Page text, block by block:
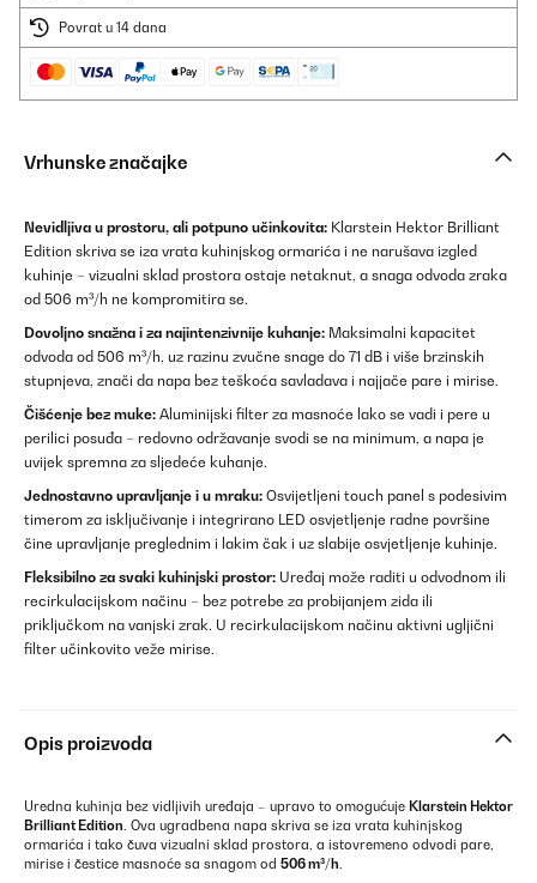
Povrat u 14 dana
Vrhunske značajke
Nevidljiva u prostoru, ali potpuno učinkovita: Klarstein Hektor Brilliant
Edition skriva se iza vrata kuhinjskog ormarića i ne narušava izgled
kuhinje – vizualni sklad prostora ostaje netaknut, a snaga odvoda zraka
od 506 m³/h ne kompromitira se.
Dovoljno snažna i za najintenzivnije kuhanje: Maksimalni kapacitet
odvoda od 506 m³/h, uz razinu zvučne snage do 71 dB i više brzinskih
stupnjeva, znači da napa bez teškoća savladava i najjače pare i mirise.
Čišćenje bez muke: Aluminijski filter za masnoće lako se vadi i pere u
perilici posuđa – redovno održavanje svodi se na minimum, a napa je
uvijek spremna za sljedeće kuhanje.
Jednostavno upravljanje i u mraku: Osvijetljeni touch panel s podesivim
timerom za isključivanje i integrirano LED osvjetljenje radne površine
čine upravljanje preglednim i lakim čak i uz slabije osvjetljenje kuhinje.
Fleksibilno za svaki kuhinjski prostor: Uređaj može raditi u odvodnom ili
recirkulacijskom načinu – bez potrebe za probijanjem zida ili
priključkom na vanjski zrak. U recirkulacijskom načinu aktivni ugljični
filter učinkovito veže mirise.
Opis proizvoda
Uredna kuhinja bez vidljivih uređaja – upravo to omogućuje Klarstein Hektor
Brilliant Edition. Ova ugradbena napa skriva se iza vrata kuhinjskog
ormarića i tako čuva vizualni sklad prostora, a istovremeno odvodi pare,
mirise i čestice masnoće sa snagom od 506 m³/h.